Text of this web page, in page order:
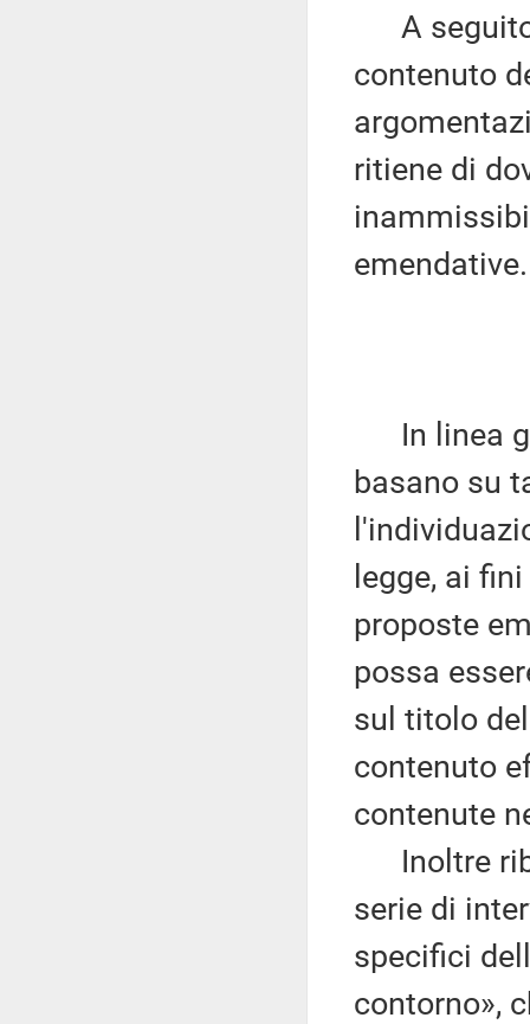
A seguito
contenuto
ritiene di
emendative.
In linea
basano su
legge, ai
proposte
possa
sul titolo
contenuto
contenute
Inoltre
serie di
specifici
contorno»,